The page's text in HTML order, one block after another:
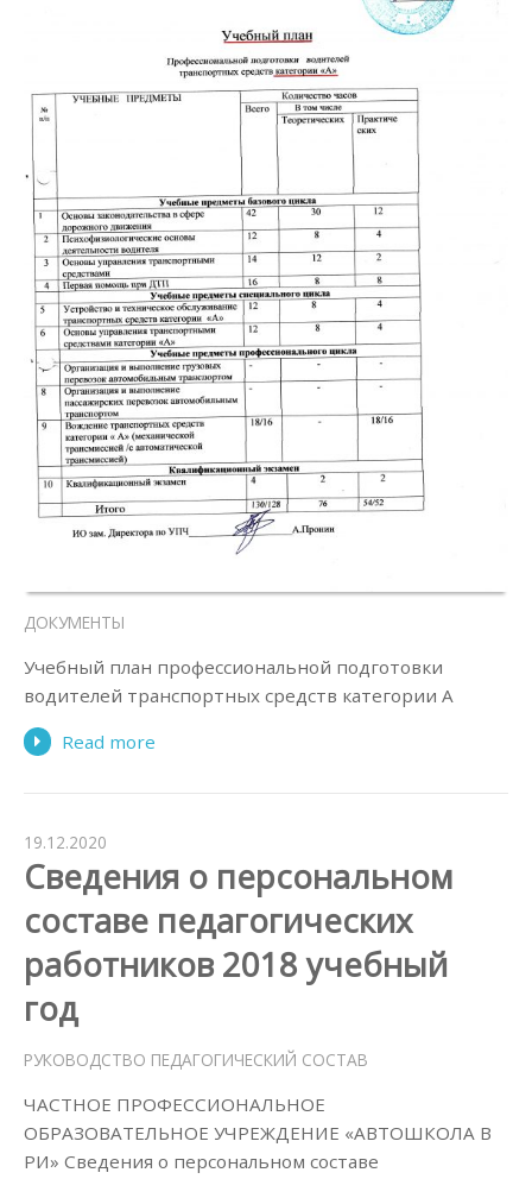
ДОКУМЕНТЫ
Учебный план профессиональной подготовки
водителей транспортных средств категории А
Read more
19.12.2020
Сведения о персональном
составе педагогических
работников 2018 учебный
год
РУКОВОДСТВО ПЕДАГОГИЧЕСКИЙ СОСТАВ
ЧАСТНОЕ ПРОФЕССИОНАЛЬНОЕ
ОБРАЗОВАТЕЛЬНОЕ УЧРЕЖДЕНИЕ «АВТОШКОЛА В
РИ» Сведения о персональном составе